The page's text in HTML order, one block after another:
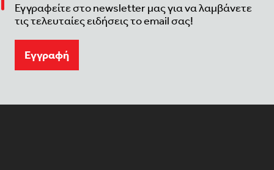
Εγγραφείτε στο newsletter μας για να λαμβάνετε
τις τελευταίες ειδήσεις το email σας!
Eγγραφή